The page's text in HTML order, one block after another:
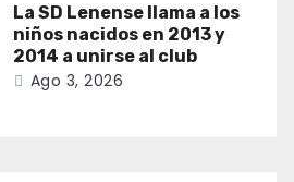
La SD Lenense llama a los
niños nacidos en 2013 y
2014 a unirse al club
Ago 3, 2026